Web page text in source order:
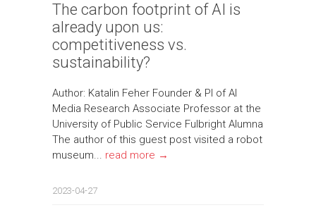
The carbon footprint of AI is
already upon us:
competitiveness vs.
sustainability?
Author: Katalin Feher Founder & PI of AI
Media Research Associate Professor at the
University of Public Service Fulbright Alumna
The author of this guest post visited a robot
museum... read more →
2023-04-27